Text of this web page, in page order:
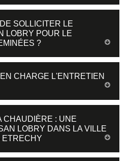
SOLLICITER LE
LOBRY POUR LE
?
CHARGE L'ENTRETIEN
CHAUDIÈRE : UNE
LOBRY DANS LA VILLE
ETRECHY